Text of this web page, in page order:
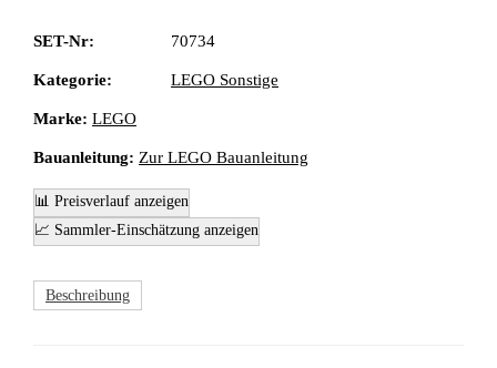
SET-Nr: 70734
Kategorie: LEGO Sonstige
Marke: LEGO
Bauanleitung: Zur LEGO Bauanleitung
📊 Preisverlauf anzeigen
📈 Sammler-Einschätzung anzeigen
Beschreibung